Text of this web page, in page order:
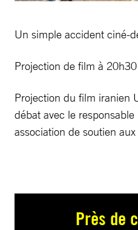
Un simple accident ciné-
Projection de film à
Projection du film iranien
débat avec le
association de soutien
Près de